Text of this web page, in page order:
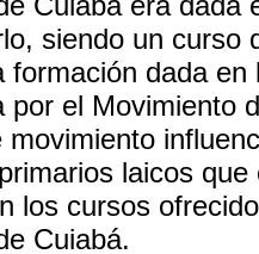
siendo un curso
formación dada
por el Movimiento
movimiento
laicos
los cursos
Cuiabá.